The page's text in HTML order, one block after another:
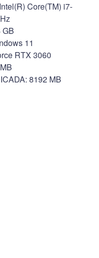
Core(TM) i7-
GB
11
RTX 3060
8192 MB